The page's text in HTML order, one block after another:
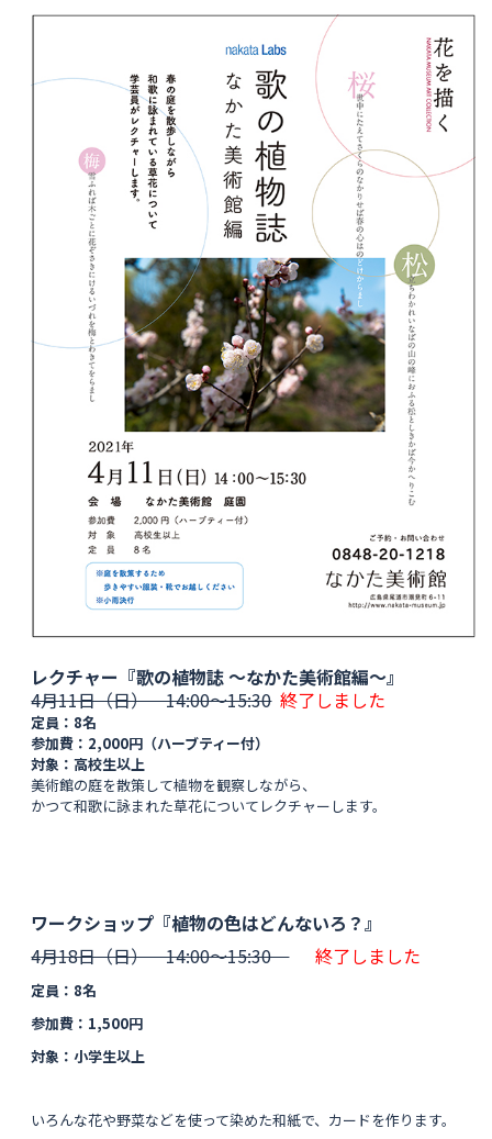
レクチャー『歌の植物誌 〜なかた美術館編〜』
4月11日（日） 14:00〜15:30終了しました
定員：8名
参加費：2,000円（ハーブティー付）
対象：高校生以上
美術館の庭を散策して植物を観察しながら、
かつて和歌に詠まれた草花についてレクチャーします。
ワークショップ『植物の色はどんないろ？』
4月18日（日） 14:00〜15:30終了しました
定員：8名
参加費：1,500円
対象：小学生以上
いろんな花や野菜などを使って染めた和紙で、 カードを作ります。